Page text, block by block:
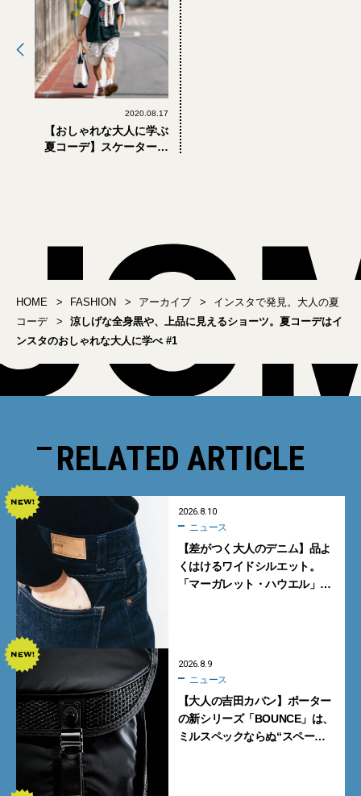
2020.08.17
【おしゃれな大人に学ぶ
夏コーデ】スケーターテ
HOME FASHION アーカイブ
インスタで発見。大人の夏
コーデ
涼しげな全身黒や、上品に見えるショーツ。夏コーデはイ
ンスタのおしゃれな大人に学べ #1
RELATED ARTICLE
2026.8.10
ニュース
【差がつく大人のデニム】品よ
くはけるワイドシルエット。
「マーガレット・ハウエル」と
2026.8.9
ニュース
【大人の吉田カバン】ポーター
の新シリーズ「BOUNCE」は、
ミルスペックならぬ“スペース